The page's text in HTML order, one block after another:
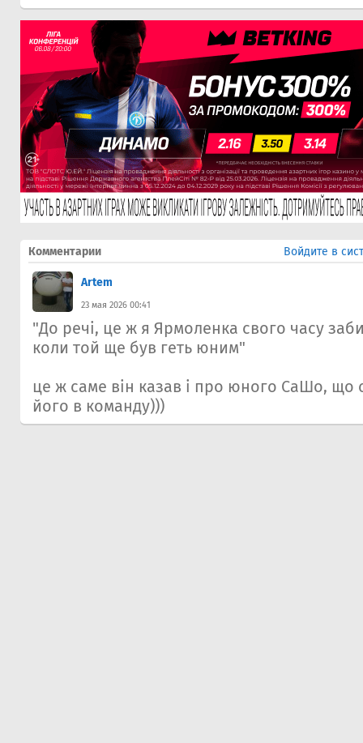
Комментарии Войдите в
Artem
23 мая 2026 00:41
"До речі, це ж я Ярмоленка свого часу
коли той ще був геть юним"
це ж саме він казав і про юного СаШо, що
його в команду)))